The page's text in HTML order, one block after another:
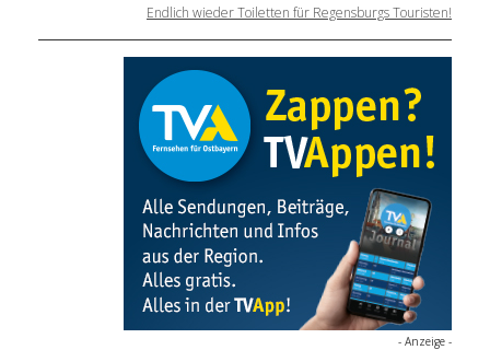
Endlich wieder Toiletten für Regensburgs Touristen!
- Anzeige -